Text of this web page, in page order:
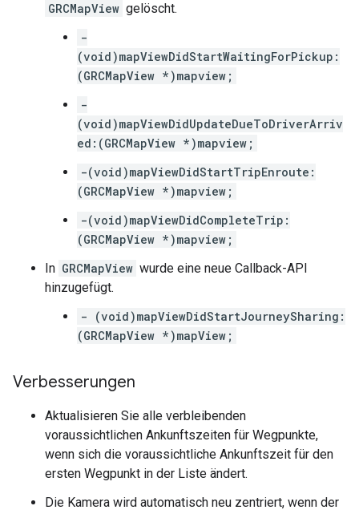
GRCMapView gelöscht.
-
(void)mapViewDidStartWaitingForPickup:
(GRCMapView *)mapview;
-
(void)mapViewDidUpdateDueToDriverArriv
ed:(GRCMapView *)mapview;
-(void)mapViewDidStartTripEnroute:
(GRCMapView *)mapview;
-(void)mapViewDidCompleteTrip:
(GRCMapView *)mapview;
In GRCMapView wurde eine neue Callback-API
hinzugefügt.
- (void)mapViewDidStartJourneySharing:
(GRCMapView *)mapView;
Verbesserungen
Aktualisieren Sie alle verbleibenden
voraussichtlichen Ankunftszeiten für Wegpunkte,
wenn sich die voraussichtliche Ankunftszeit für den
ersten Wegpunkt in der Liste ändert.
Die Kamera wird automatisch neu zentriert, wenn der